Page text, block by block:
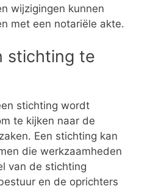
wijzigingen kunnen
met een notariële akte.
stichting te
stichting wordt
te kijken naar de
Een stichting kan
die werkzaamheden
van de stichting
en de oprichters